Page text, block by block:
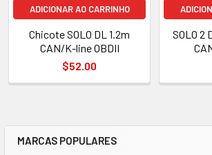
MARCAS POPULARES
ADICIONAR AO CARRINHO
Chicote SOLO DL 1.2m
CAN/K-line OBDII
$52.00
SOLO 2